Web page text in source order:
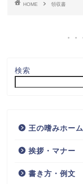
HOME 領収書
検索
王の嗜みホーム
挨拶・マナー
書き方・例文